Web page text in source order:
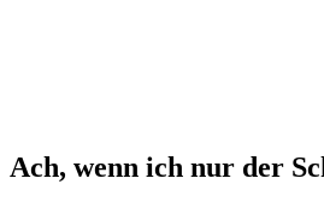
Ach, wenn ich nur der